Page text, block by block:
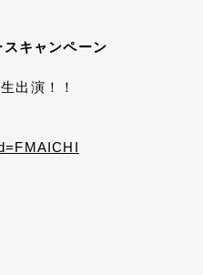
キャンペーン
出演！！